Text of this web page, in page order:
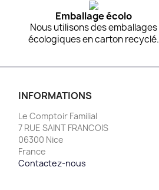
Emballage écolo
Nous utilisons des emballages
écologiques en carton recyclé.
INFORMATIONS
Le Comptoir Familial
7 RUE SAINT FRANCOIS
06300 Nice
France
Contactez-nous